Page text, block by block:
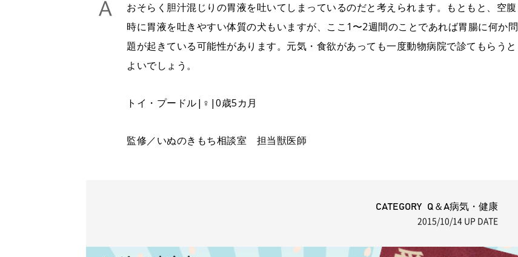
おそらく胆汁混じりの胃液を吐いてしまっているのだと考えられます。もともと、空腹
時に胃液を吐きやすい体質の犬もいますが、ここ1〜2週間のことであれば胃腸に何か問
題が起きている可能性があります。元気・食欲があっても一度動物病院で診てもらうと
よいでしょう。
トイ・プードル|♀|0歳5カ月
監修／いぬのきもち相談室 担当獣医師
CATEGORY Q＆A病気・健康
2015/10/14 UP DATE